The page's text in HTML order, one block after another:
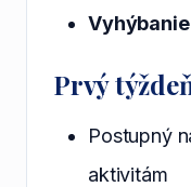
Prvý
Postupný
aktivitám